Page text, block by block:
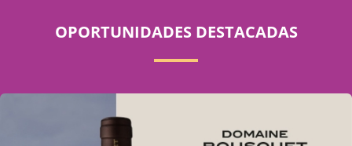
OPORTUNIDADES DESTACADAS